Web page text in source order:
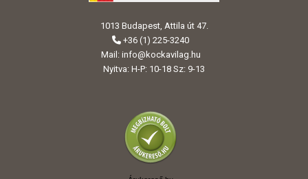
1013 Budapest, Attila út 47.
+36 (1) 225-3240
Mail: info@kockavilag.hu
Nyitva: H-P: 10-18 Sz: 9-13